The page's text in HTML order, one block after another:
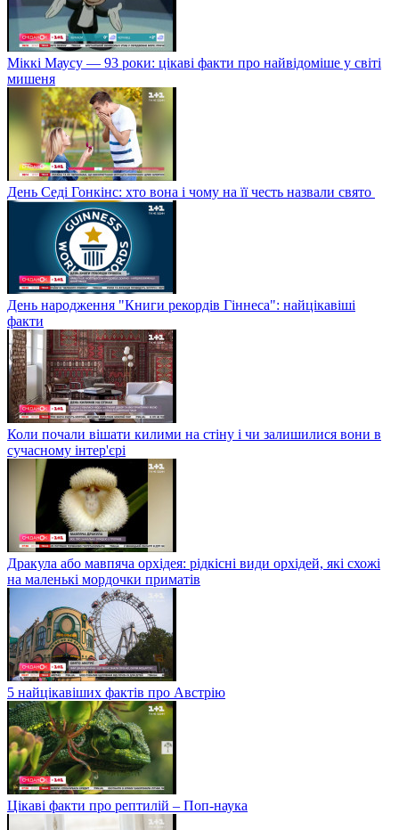
Міккі Маусу — 93 роки: цікаві факти про найвідоміше у світі
мишеня
День Седі Гонкінс: хто вона і чому на її честь назвали свято
День народження "Книги рекордів Гіннеса": найцікавіші
факти
Коли почали вішати килими на стіну і чи залишилися вони в
сучасному інтер'єрі
Дракула або мавпяча орхідея: рідкісні види орхідей, які схожі
на маленькі мордочки приматів
5 найцікавіших фактів про Австрію
Цікаві факти про рептилій – Поп-наука